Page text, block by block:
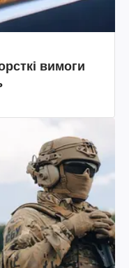
вимоги